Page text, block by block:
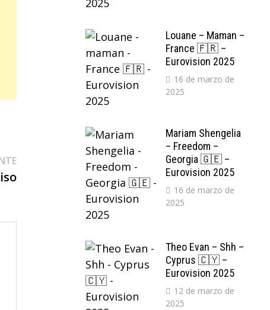
Entrada
siguiente:
Louane – Maman –
France 🇫🇷 –
Eurovision 2025
16 de marzo de
2025
Mariam Shengelia
– Freedom –
Georgia 🇬🇪 –
Eurovision 2025
16 de marzo de
2025
Theo Evan – Shh –
Cyprus 🇨🇾 –
Eurovision 2025
12 de marzo de
2025